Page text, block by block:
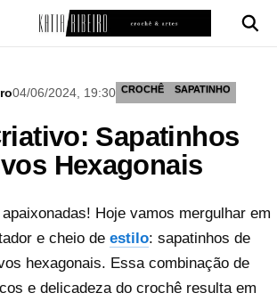
04/06/2024, 19:30 CROCHÊ SAPATINHO
Sapatinhos
Hexagonais
Hoje vamos mergulhar em
e cheio de estilo: sapatinhos de
hexagonais. Essa combinação de
e delicadeza do crochê resulta em